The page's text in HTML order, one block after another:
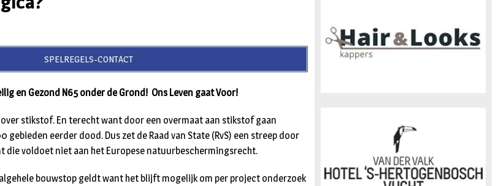
SPELREGELS-CONTACT
en Gezond N65 onder de Grond! Ons Leven gaat Voor!
stikstof. En terecht want door een overmaat aan stikstof gaan
gebieden eerder dood. Dus zet de Raad van State (RvS) een streep door
voldoet niet aan het Europese natuurbeschermingsrecht.
bouwstop geldt want het blijft mogelijk om per project onderzoek